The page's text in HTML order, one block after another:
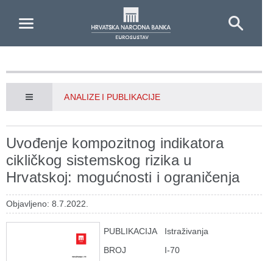
ANALIZE I PUBLIKACIJE
Uvođenje kompozitnog indikatora
cikličkog sistemskog rizika u
Hrvatskoj: mogućnosti i ograničenja
Objavljeno: 8.7.2022.
PUBLIKACIJA
Istraživanja
BROJ
I-70